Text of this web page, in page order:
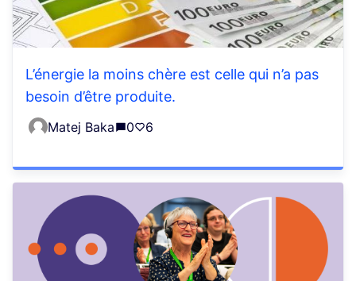
L’énergie la moins chère est celle qui n’a pas
besoin d’être produite.
Matej Baka 0 6